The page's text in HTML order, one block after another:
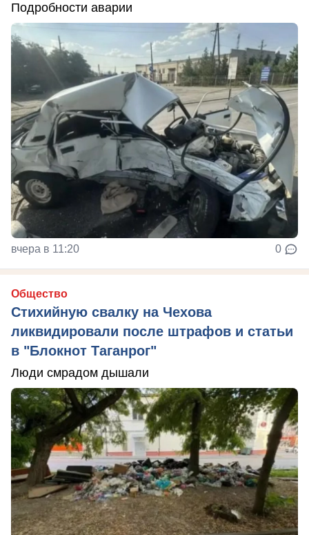
Подробности аварии
вчера в 11:20 0
Общество
Стихийную свалку на Чехова
ликвидировали после штрафов и статьи
в "Блокнот Таганрог"
Люди смрадом дышали